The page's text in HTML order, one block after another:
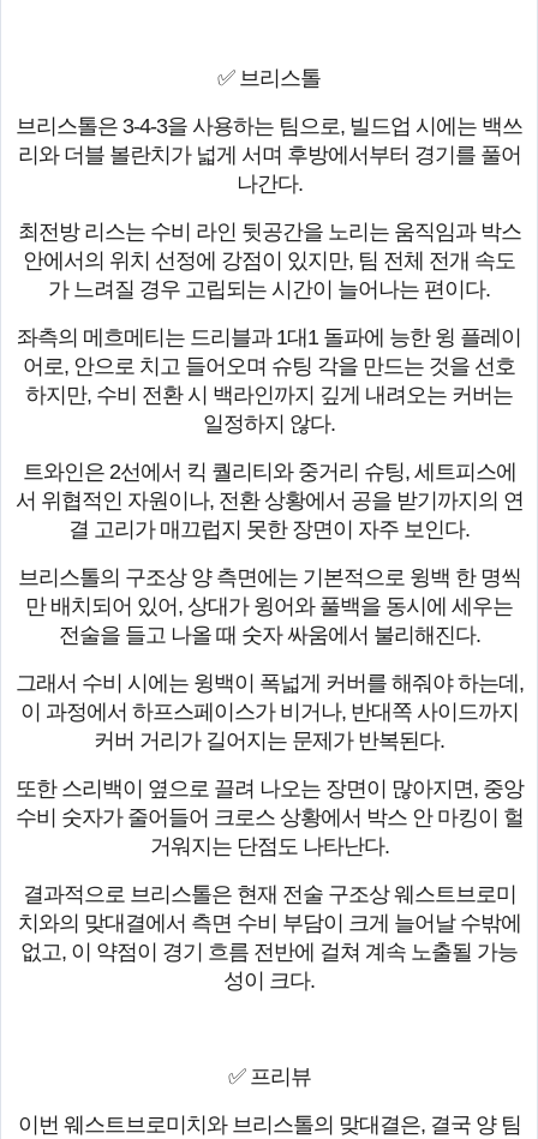
✅ 브리스톨
브리스톨은 3-4-3을 사용하는 팀으로, 빌드업 시에는 백쓰
리와 더블 볼란치가 넓게 서며 후방에서부터 경기를 풀어
나간다.
최전방 리스는 수비 라인 뒷공간을 노리는 움직임과 박스
안에서의 위치 선정에 강점이 있지만, 팀 전체 전개 속도
가 느려질 경우 고립되는 시간이 늘어나는 편이다.
좌측의 메흐메티는 드리블과 1대1 돌파에 능한 윙 플레이
어로, 안으로 치고 들어오며 슈팅 각을 만드는 것을 선호
하지만, 수비 전환 시 백라인까지 깊게 내려오는 커버는
일정하지 않다.
트와인은 2선에서 킥 퀄리티와 중거리 슈팅, 세트피스에
서 위협적인 자원이나, 전환 상황에서 공을 받기까지의 연
결 고리가 매끄럽지 못한 장면이 자주 보인다.
브리스톨의 구조상 양 측면에는 기본적으로 윙백 한 명씩
만 배치되어 있어, 상대가 윙어와 풀백을 동시에 세우는
전술을 들고 나올 때 숫자 싸움에서 불리해진다.
그래서 수비 시에는 윙백이 폭넓게 커버를 해줘야 하는데,
이 과정에서 하프스페이스가 비거나, 반대쪽 사이드까지
커버 거리가 길어지는 문제가 반복된다.
또한 스리백이 옆으로 끌려 나오는 장면이 많아지면, 중앙
수비 숫자가 줄어들어 크로스 상황에서 박스 안 마킹이 헐
거워지는 단점도 나타난다.
결과적으로 브리스톨은 현재 전술 구조상 웨스트브로미
치와의 맞대결에서 측면 수비 부담이 크게 늘어날 수밖에
없고, 이 약점이 경기 흐름 전반에 걸쳐 계속 노출될 가능
성이 크다.
✅ 프리뷰
이번 웨스트브로미치와 브리스톨의 맞대결은, 결국 양 팀